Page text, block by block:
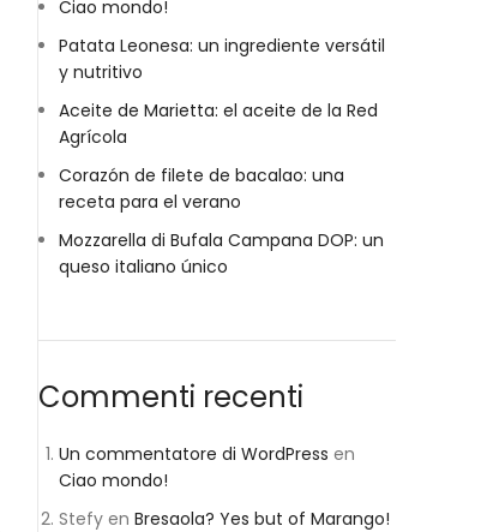
Ciao mondo!
Patata Leonesa: un ingrediente versátil
y nutritivo
Aceite de Marietta: el aceite de la Red
Agrícola
Corazón de filete de bacalao: una
receta para el verano
Mozzarella di Bufala Campana DOP: un
queso italiano único
Commenti recenti
Un commentatore di WordPress en
Ciao mondo!
Stefy en Bresaola? Yes but of Marango!